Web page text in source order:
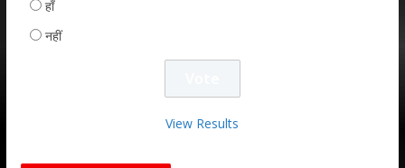
हाँ
नहीं
View Results